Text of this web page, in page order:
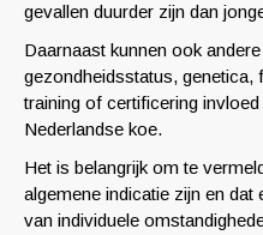
gevallen duurder zijn dan
Daarnaast kunnen ook
gezondheidsstatus, genetica,
training of certificering
Nederlandse koe.
Het is belangrijk om te
algemene indicatie zijn en dat
van individuele